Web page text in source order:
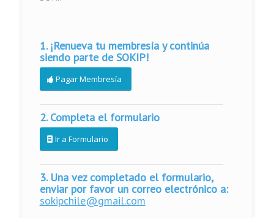
1. ¡Renueva tu membresía y continúa
siendo parte de SOKIP!
Pagar Membresía
2. Completa el formulario
Ir a Formulario
3. Una vez completado el formulario,
enviar por favor un correo electrónico a:
sokipchile@gmail.com